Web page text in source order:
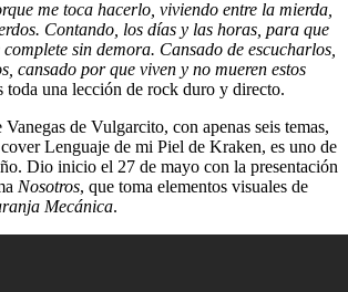
me toca hacerlo, viviendo entre la mierda,
Contando, los días y las horas, para que
sin demora. Cansado de escucharlos,
cansado por que viven y no mueren estos
toda una lección de rock duro y directo.
de Vulgarcito, con apenas seis temas,
Lenguaje de mi Piel de Kraken, es uno de
Dio inicio el 27 de mayo con la presentación
Nosotros, que toma elementos visuales de
Mecánica.